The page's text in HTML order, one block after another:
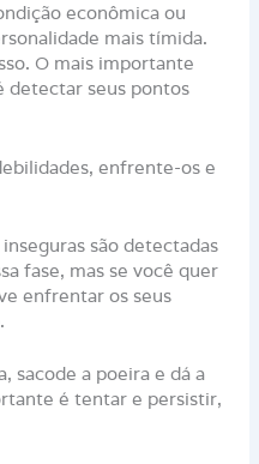
econômica ou
mais tímida.
O mais importante
detectar seus pontos
enfrente-os e
são detectadas
fase, mas se você quer
enfrentar os seus
sacode a poeira e dá a
é tentar e persistir,